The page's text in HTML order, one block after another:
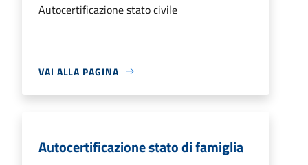
Autocertificazione stato civile
VAI ALLA PAGINA
Autocertificazione stato di famiglia